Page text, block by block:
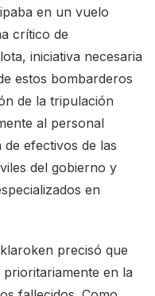
en un vuelo
crítico de
iniciativa necesaria
estos bombarderos
de la tripulación
al personal
efectivos de las
del gobierno y
en
precisó que
en la